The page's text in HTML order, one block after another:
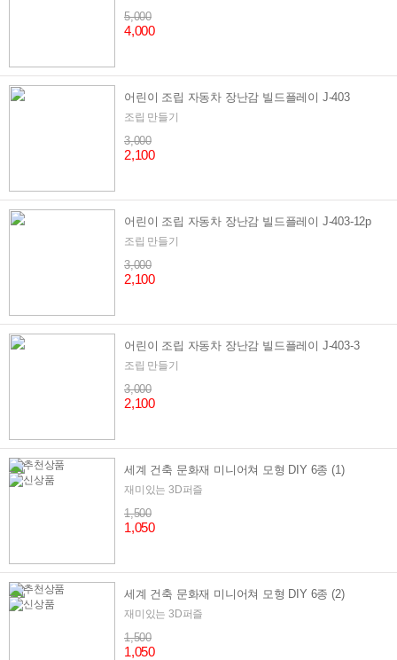
5,000
4,000
어린이 조립 자동차 장난감 빌드플레이 J-403
조립 만들기
3,000
2,100
어린이 조립 자동차 장난감 빌드플레이 J-403-12p
조립 만들기
3,000
2,100
어린이 조립 자동차 장난감 빌드플레이 J-403-3
조립 만들기
3,000
2,100
세계 건축 문화재 미니어쳐 모형 DIY 6종 (1)
재미있는 3D퍼즐
1,500
1,050
세계 건축 문화재 미니어쳐 모형 DIY 6종 (2)
재미있는 3D퍼즐
1,500
1,050